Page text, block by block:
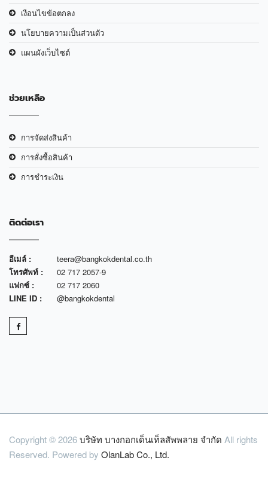
เงือนไขข้อตกลง
นโยบายความเป็นส่วนตัว
แผนผังเว็บไซต์
ช่วยเหลือ
การจัดส่งสินค้า
การสั่งซื้อสินค้า
การชำระเงิน
ติดต่อเรา
อีเมล์ :
teera@bangkokdental.co.th
โทรศัพท์ :
02 717 2057-9
แฟกซ์ :
02 717 2060
LINE ID :
@bangkokdental
Copyright © 2026บริษัท บางกอกเด็นเท็ลสัพพลาย จำกัด All rights
Reserved. Powered by OlanLab Co., Ltd.